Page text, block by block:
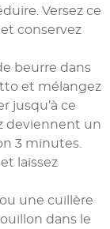
Versez ce
conservez
beurre dans
et mélangez
jusqu’à ce
deviennent un
3 minutes.
laissez
une cuillère
dans le